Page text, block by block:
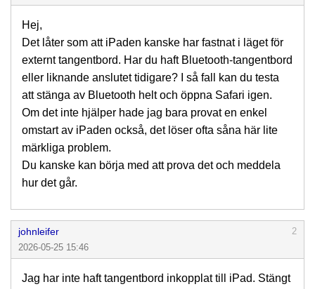
Hej,
Det låter som att iPaden kanske har fastnat i läget för
externt tangentbord. Har du haft Bluetooth-tangentbord
eller liknande anslutet tidigare? I så fall kan du testa
att stänga av Bluetooth helt och öppna Safari igen.
Om det inte hjälper hade jag bara provat en enkel
omstart av iPaden också, det löser ofta såna här lite
märkliga problem.
Du kanske kan börja med att prova det och meddela
hur det går.
johnleifer
2
2026-05-25 15:46
Jag har inte haft tangentbord inkopplat till iPad. Stängt